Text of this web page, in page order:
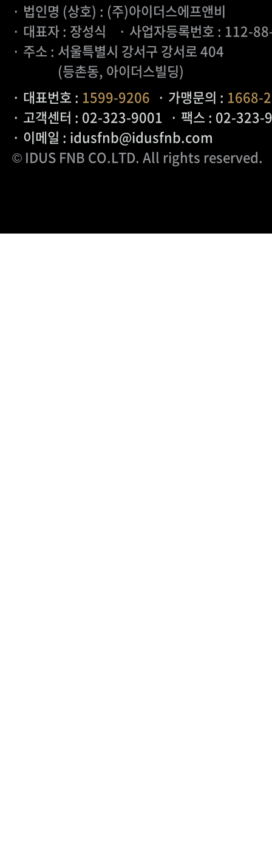
· 법인명 (상호) : (주)아이더스에프앤비
· 대표자 : 장성식
· 사업자등록번호 : 112-
· 주소 : 서울특별시 강서구 강서로 404
(등촌동, 아이더스빌딩)
· 대표번호 : 1599-9206 · 가맹문의 : 1668-
· 고객센터 : 02-323-9001 · 팩스 : 02-323-
· 이메일 : idusfnb@idusfnb.com
© IDUS FNB CO.LTD. All rights reserved.